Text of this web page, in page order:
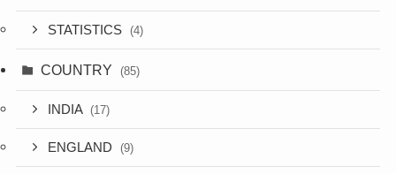
STATISTICS (4)
COUNTRY (85)
INDIA (17)
ENGLAND (9)